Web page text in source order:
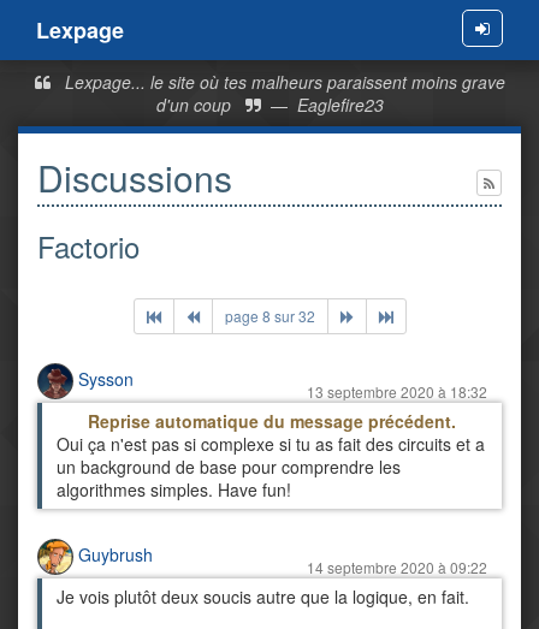
Menu
Lexpage
Lexpage... le site où tes malheurs paraissent moins grave
d'un coup
— Eaglefire23
Discussions
Factorio
page 8 sur 32
Sysson
13 septembre 2020 à 18:32
Reprise automatique du message précédent.
Oui ça n'est pas si complexe si tu as fait des circuits et a
un background de base pour comprendre les
algorithmes simples. Have fun!
Guybrush
14 septembre 2020 à 09:22
Je vois plutôt deux soucis autre que la logique, en fait.